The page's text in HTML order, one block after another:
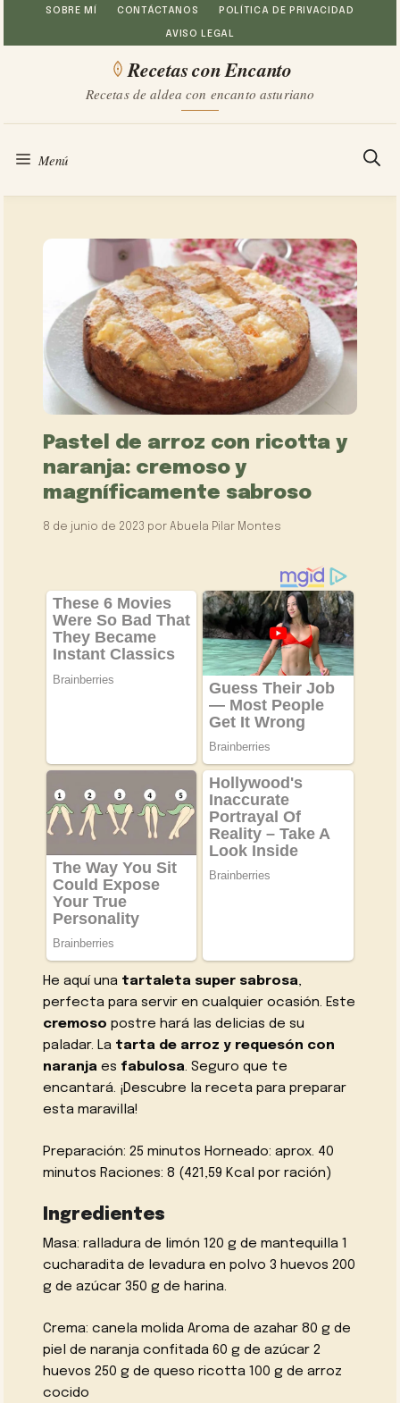
Saltar
al
SOBRE MÍ CONTÁCTANOS POLÍTICA DE PRIVACIDAD
AVISO LEGAL
Recetas con Encanto
Recetas de aldea con encanto asturiano
Menú
Pastel de arroz con ricotta y
naranja: cremoso y
magníficamente sabroso
8 de junio de 2023 porAbuela Pilar Montes
He aquí una tartaleta super sabrosa,
perfecta para servir en cualquier ocasión. Este
cremoso postre hará las delicias de su
paladar. La tarta de arroz y requesón con
naranja es fabulosa. Seguro que te
encantará. ¡Descubre la receta para preparar
esta maravilla!
Preparación: 25 minutos Horneado: aprox. 40
minutos Raciones: 8 (421,59 Kcal por ración)
Ingredientes
Masa: ralladura de limón 120 g de mantequilla 1
cucharadita de levadura en polvo 3 huevos 200
g de azúcar 350 g de harina.
Crema: canela molida Aroma de azahar 80 g de
piel de naranja confitada 60 g de azúcar 2
huevos 250 g de queso ricotta 100 g de arroz
cocido